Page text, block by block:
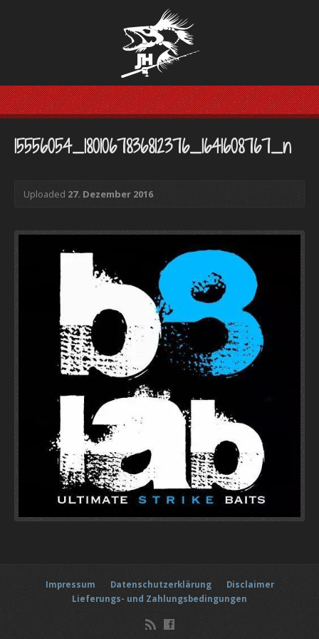
15556054_1801067836812376_1641608767_n
Uploaded 27. Dezember 2016
Impressum Datenschutzerklärung
Disclaimer
Lieferungs- und Zahlungsbedingungen